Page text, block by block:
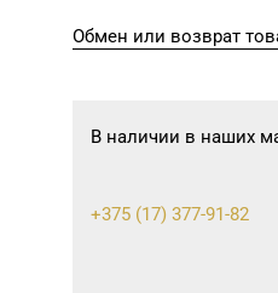
Обмен или возврат
В наличии в наших
+375 (17) 377-91-82